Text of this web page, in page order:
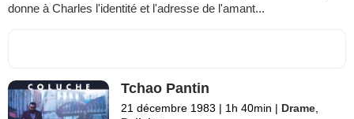
donne à Charles l'identité et l'adresse de l'amant...
Tchao Pantin
21 décembre 1983 | 1h 40min | Drame